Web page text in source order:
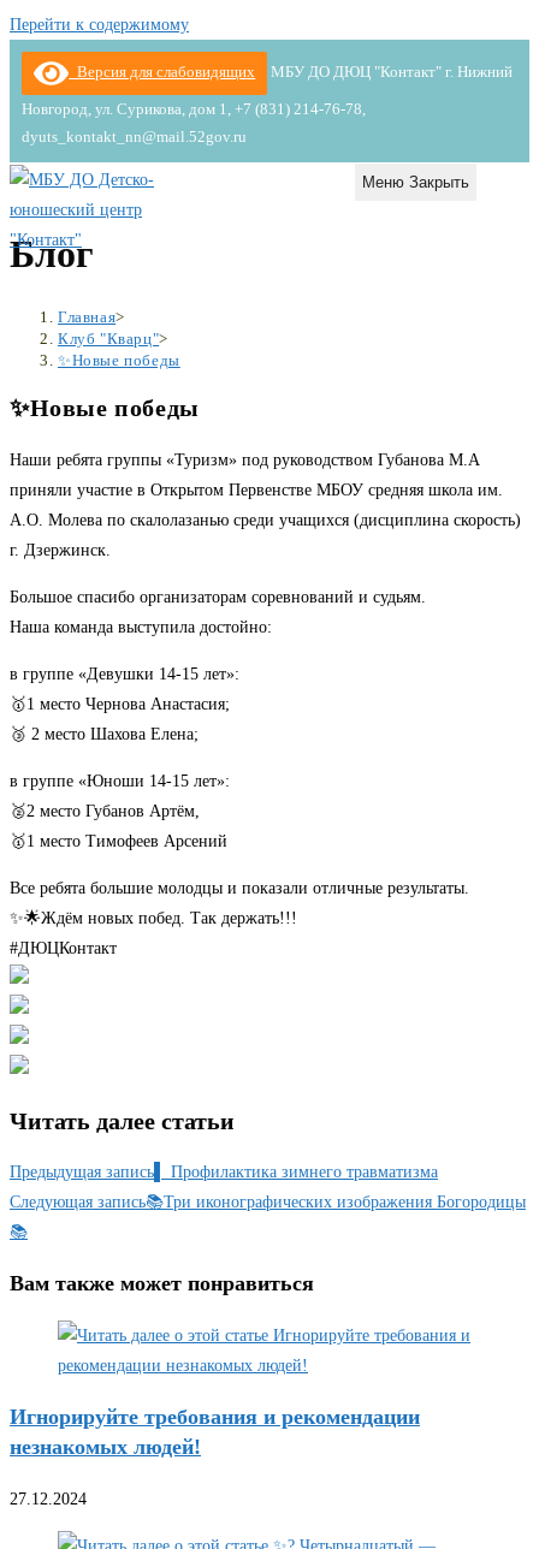
Перейти к содержимому
Версия для слабовидящих МБУ ДО ДЮЦ "Контакт" г. Нижний
Новгород, ул. Сурикова, дом 1, +7 (831) 214-76-78,
dyuts_kontakt_nn@mail.52gov.ru
Меню Закрыть
Блог
Главная>
Клуб "Кварц">
✨Новые победы
✨Новые победы
Наши ребята группы «Туризм» под руководством Губанова М.А
приняли участие в Открытом Первенстве МБОУ средняя школа им.
А.О. Молева по скалолазанью среди учащихся (дисциплина скорость)
г. Дзержинск.
Большое спасибо организаторам соревнований и судьям.
Наша команда выступила достойно:
в группе «Девушки 14-15 лет»:
🥇1 место Чернова Анастасия;
🥉 2 место Шахова Елена;
в группе «Юноши 14-15 лет»:
🥈2 место Губанов Артём,
🥇1 место Тимофеев Арсений
Все ребята большие молодцы и показали отличные результаты.
✨🌟Ждём новых побед. Так держать!!!
#ДЮЦКонтакт
Читать далее статьи
Предыдущая запись ▌ Профилактика зимнего травматизма
Следующая запись📚Три иконографических изображения Богородицы
📚
Вам также может понравиться
Игнорируйте требования и рекомендации
незнакомых людей!
27.12.2024